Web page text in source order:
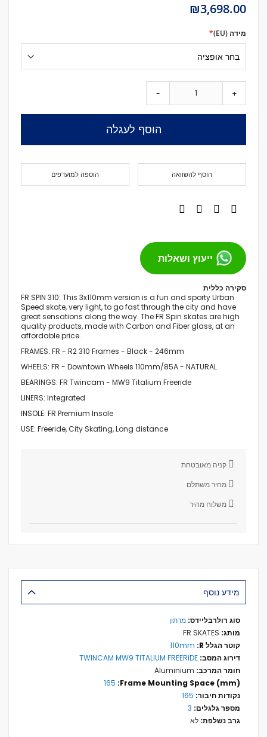
₪3,698.00
מידה (EU)
- +
הוסף לעגלה
הוספה למועדפים הוסף להשוואה
ייעוץ ושאלות
סקירה כללית
FR SPIN 310: This 3x110mm version is a fun and sporty Urban
Speed skate, very light, to go fast through the city and have
great sensations along the way. The FR Spin skates are high
quality products, made with Carbon and Fiber glass, at an
affordable price.
FRAMES: FR - R2 310 Frames - Black - 246mm
WHEELS: FR - Downtown Wheels 110mm/85A - NATURAL
BEARINGS: FR Twincam - MW9 Titalium Freeride
LINERS: Integrated
INSOLE: FR Premium Insole
USE: Freeride, City Skating, Long distance
קניה מאובטחת
מחיר משתלם
משלוח מהיר
מידע נוסף
מידע
נוסף
מרתון
110mm
TWINCAM MW9 TITALIUM FREERIDE
165
165
3
לא